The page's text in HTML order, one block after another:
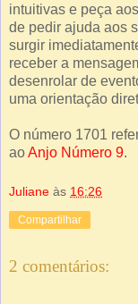
intuitivas e peça
de pedir ajuda aos
surgir
receber a
desenrolar de
uma orientação
O número 1701
aoAnjo Número 9.
Juliane às 16:26
Compartilhar
2 comentários: